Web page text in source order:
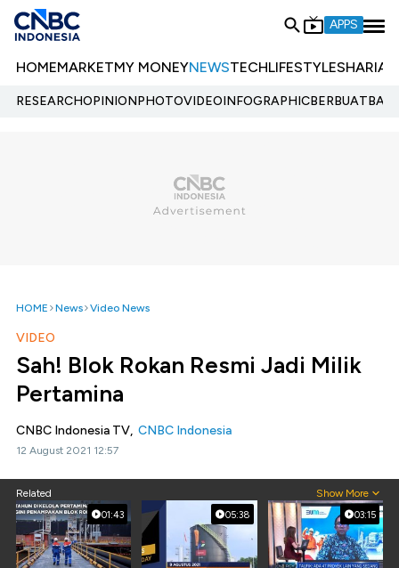
APPS
HOMEMARKETMY MONEYNEWSTECHLIFESTYLESHARIA
RESEARCHOPINIONPHOTOVIDEOINFOGRAPHIC
HOME News Video News
VIDEO
Sah! Blok Rokan Resmi Jadi Milik
Pertamina
CNBC Indonesia TV, CNBC Indonesia
12 August 2021 12:57
Related Show More
01:43 05:38 03:15